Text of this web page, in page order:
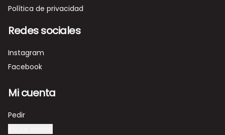
Política de privacidad
Redes sociales
Instagram
Facebook
Mi cuenta
Pedir